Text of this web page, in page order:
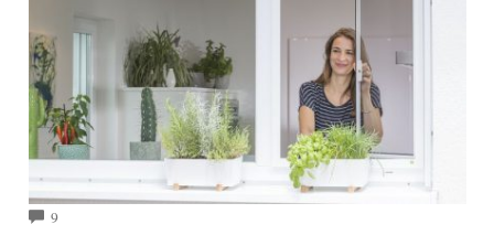
9COMMENTS